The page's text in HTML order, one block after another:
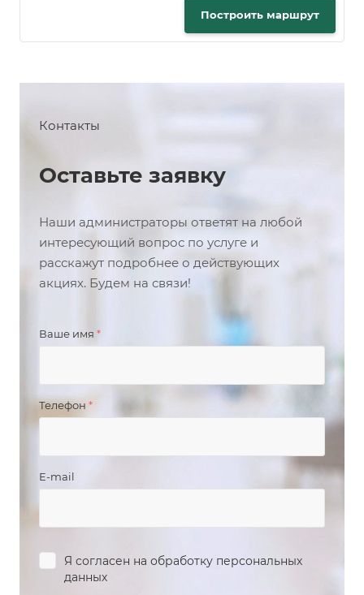
Построить маршрут
Контакты
Оставьте заявку
Наши администраторы ответят на любой
интересующий вопрос по услуге и
расскажут подробнее о действующих
акциях. Будем на связи!
Ваше имя *
Телефон *
E-mail
Я согласен на обработку персональных
данных